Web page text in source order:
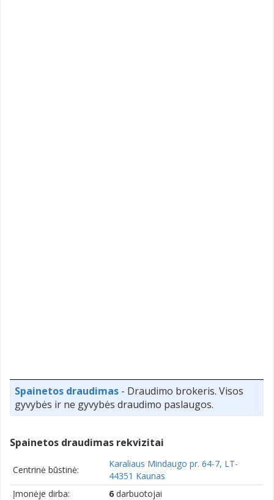
Spainetos draudimas - Draudimo brokeris. Visos
gyvybės ir ne gyvybės draudimo paslaugos.
Spainetos draudimas rekvizitai
Centrinė būstinė:
Karaliaus Mindaugo pr. 64-7, LT-
44351 Kaunas
Įmonėje dirba:
6 darbuotojai